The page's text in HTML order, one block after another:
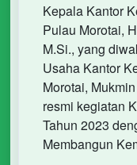
Kepala Kantor
Pulau Morotai,
M.Si., yang
Usaha Kantor
Morotai,
resmi kegiatan
Tahun 2023
Membangun